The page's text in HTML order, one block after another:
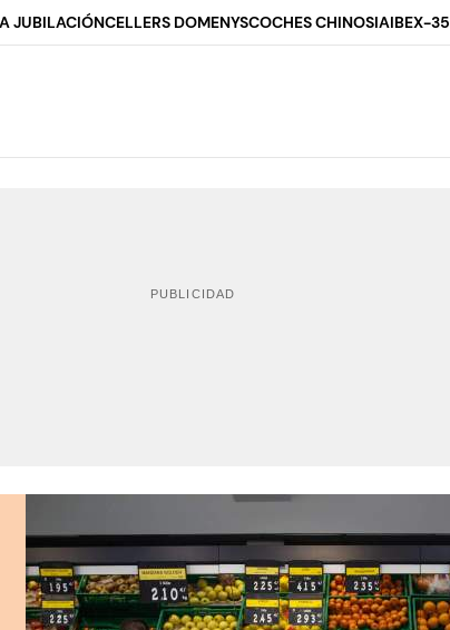
JUBILACIÓNCELLERS DOMENYSCOCHES CHINOSIAIBEX-35